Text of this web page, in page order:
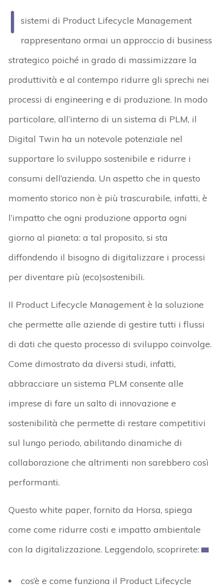
I sistemi di Product Lifecycle Management
rappresentano ormai un approccio di business
strategico poiché in grado di massimizzare la
produttività e al contempo ridurre gli sprechi nei
processi di engineering e di produzione. In modo
particolare, all’interno di un sistema di PLM, il
Digital Twin ha un notevole potenziale nel
supportare lo sviluppo sostenibile e ridurre i
consumi dell’azienda. Un aspetto che in questo
momento storico non è più trascurabile, infatti, è
l’impatto che ogni produzione apporta ogni
giorno al pianeta: a tal proposito, si sta
diffondendo il bisogno di digitalizzare i processi
per diventare più (eco)sostenibili.
Il Product Lifecycle Management è la soluzione
che permette alle aziende di gestire tutti i flussi
di dati che questo processo di sviluppo coinvolge.
Come dimostrato da diversi studi, infatti,
abbracciare un sistema PLM consente alle
imprese di fare un salto di innovazione e
sostenibilità che permette di restare competitivi
sul lungo periodo, abilitando dinamiche di
collaborazione che altrimenti non sarebbero così
performanti.
Questo white paper, fornito da Horsa, spiega
come come ridurre costi e impatto ambientale
con la digitalizzazione. Leggendolo, scoprirete:
cos’è e come funziona il Product Lifecycle